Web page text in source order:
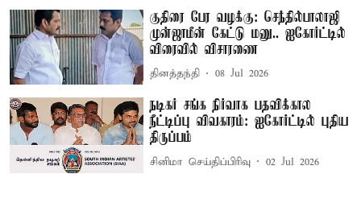
குதிரை பேர வழக்கு: செந்தில்பாலாஜி
முன்ஜாமீன் கேட்டு மனு.. ஐகோர்ட்டில்
விரைவில் விசாரணை
தினத்தந்தி 08 Jul 2026
நடிகர் சங்க நிர்வாக பதவிக்கால
நீட்டிப்பு விவகாரம்: ஐகோர்ட்டில் புதிய
திருப்பம்
சினிமா செய்திப்பிரிவு 02 Jul 2026